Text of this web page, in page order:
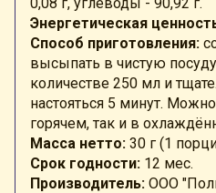
Энергетическая
Способ приготовления:
высыпать в чистую
количестве 250 мл и
настояться 5 минут.
горячем, так и в
Масса нетто: 30 г (1
Срок годности: 12 мес.
Производитель: ООО